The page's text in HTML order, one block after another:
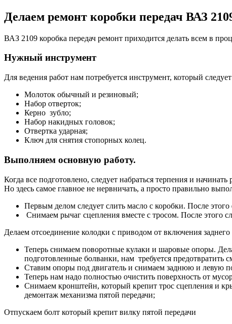
Делаем ремонт коробки передач ВАЗ
ВАЗ 2109 коробка передач ремонт приходится делать всем в
Нужный инструмент
Для ведения работ нам потребуется инструмент, который
Молоток обычный и резиновый;
Набор отверток;
Керно зубло;
Набор накидных головок;
Отвертка ударная;
Ключ для снятия стопорных колец.
Выполняем основную работу.
Когда все подготовлено, следует набраться терпения и
Но здесь самое главное не нервничать, а просто правильно
Первым делом следует слить масло с коробки. После
Снимаем рычаг сцепления вместе с тросом. После этого
Делаем отсоединение колодки с приводом от включения заднего
Теперь снимаем поворотные кулаки и шаровые опоры.
подготовленные болванки, нам требуется
Ставим опоры под двигатель и снимаем заднюю и левую
Теперь нам надо полностью очистить поверхность от
Снимаем кронштейн, который крепит трос сцепления и
демонтаж механизма пятой передачи;
Отпускаем болт который крепит вилку пятой передачи